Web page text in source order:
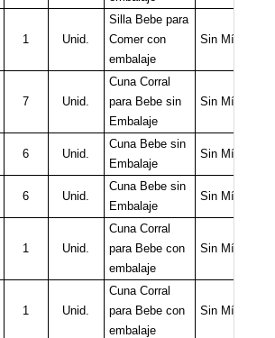
1 Unid.
Silla Bebe para
Comer con
embalaje
Sin Mínimo
7 Unid.
Cuna Corral
para Bebe sin
Embalaje
Sin Mínimo
6 Unid.
Cuna Bebe sin
Embalaje
Sin Mínimo
6 Unid.
Cuna Bebe sin
Embalaje
Sin Mínimo
1 Unid.
Cuna Corral
para Bebe con
embalaje
Sin Mínimo
1 Unid.
Cuna Corral
para Bebe con
embalaje
Sin Mínimo